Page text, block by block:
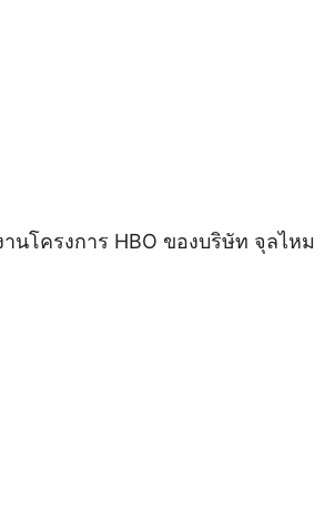
นโครงการ HBO ของบริษัท จุลไหม